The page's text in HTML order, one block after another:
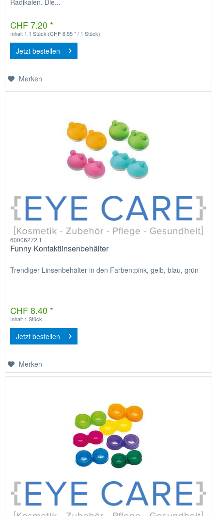
CHF 7.20 *
Inhalt 1.1 Stück (CHF 6.55 * / 1 Stück)
Jetzt bestellen
Merken
60006272.1
Funny Kontaktlinsenbehälter
Trendiger Linsenbehälter in den Farben:pink, gelb, blau, grün
CHF 8.40 *
Inhalt 1 Stück
Jetzt bestellen
Merken